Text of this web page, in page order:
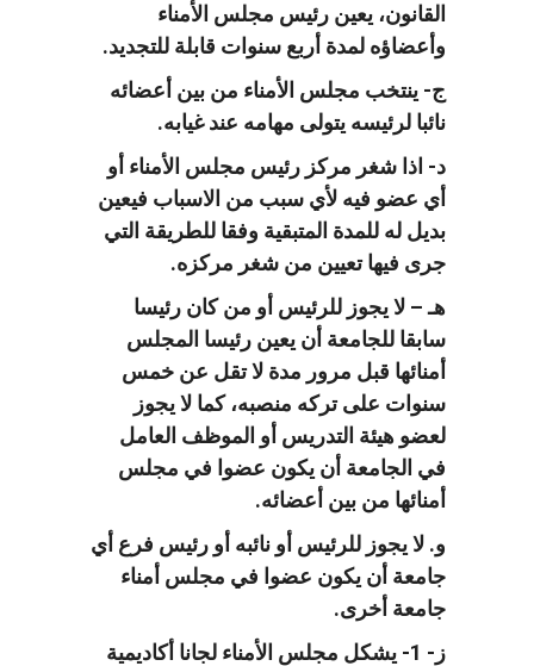
القانون، يعين رئيس مجلس الأمناء
وأعضاؤه لمدة أربع سنوات قابلة للتجديد.
ج- ينتخب مجلس الأمناء من بين أعضائه
نائبا لرئيسه يتولى مهامه عند غيابه.
د- اذا شغر مركز رئيس مجلس الأمناء أو
أي عضو فيه لأي سبب من الاسباب فيعين
بديل له للمدة المتبقية وفقا للطريقة التي
جرى فيها تعيين من شغر مركزه.
هـ – لا يجوز للرئيس أو من كان رئيسا
سابقا للجامعة أن يعين رئيسا المجلس
أمنائها قبل مرور مدة لا تقل عن خمس
سنوات على تركه منصبه، كما لا يجوز
لعضو هيئة التدريس أو الموظف العامل
في الجامعة أن يكون عضوا في مجلس
أمنائها من بين أعضائه.
و. لا يجوز للرئيس أو نائبه أو رئيس فرع أي
جامعة أن يكون عضوا في مجلس أمناء
جامعة أخرى.
ز- 1- يشكل مجلس الأمناء لجانا أكاديمية